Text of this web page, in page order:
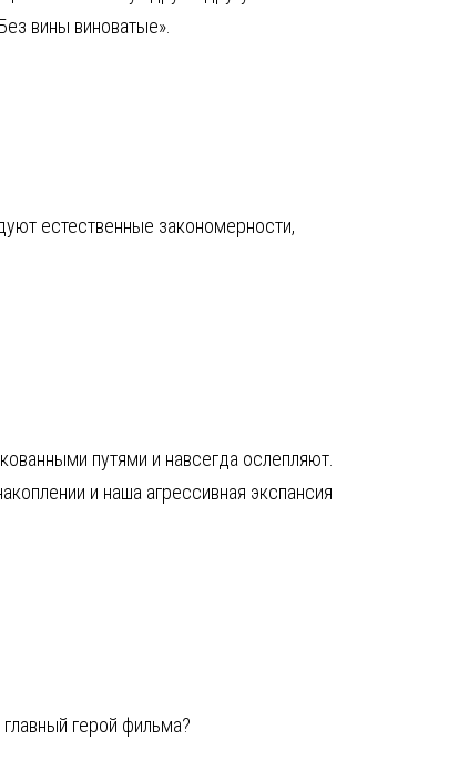
вины виноватые».
естественные закономерности,
путями и навсегда ослепляют.
и наша агрессивная экспансия
герой фильма?